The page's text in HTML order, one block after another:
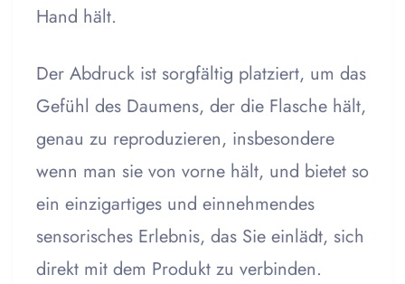
Hand hält.
Der Abdruck ist sorgfältig platziert, um das
Gefühl des Daumens, der die Flasche hält,
genau zu reproduzieren, insbesondere
wenn man sie von vorne hält, und bietet so
ein einzigartiges und einnehmendes
sensorisches Erlebnis, das Sie einlädt, sich
direkt mit dem Produkt zu verbinden.